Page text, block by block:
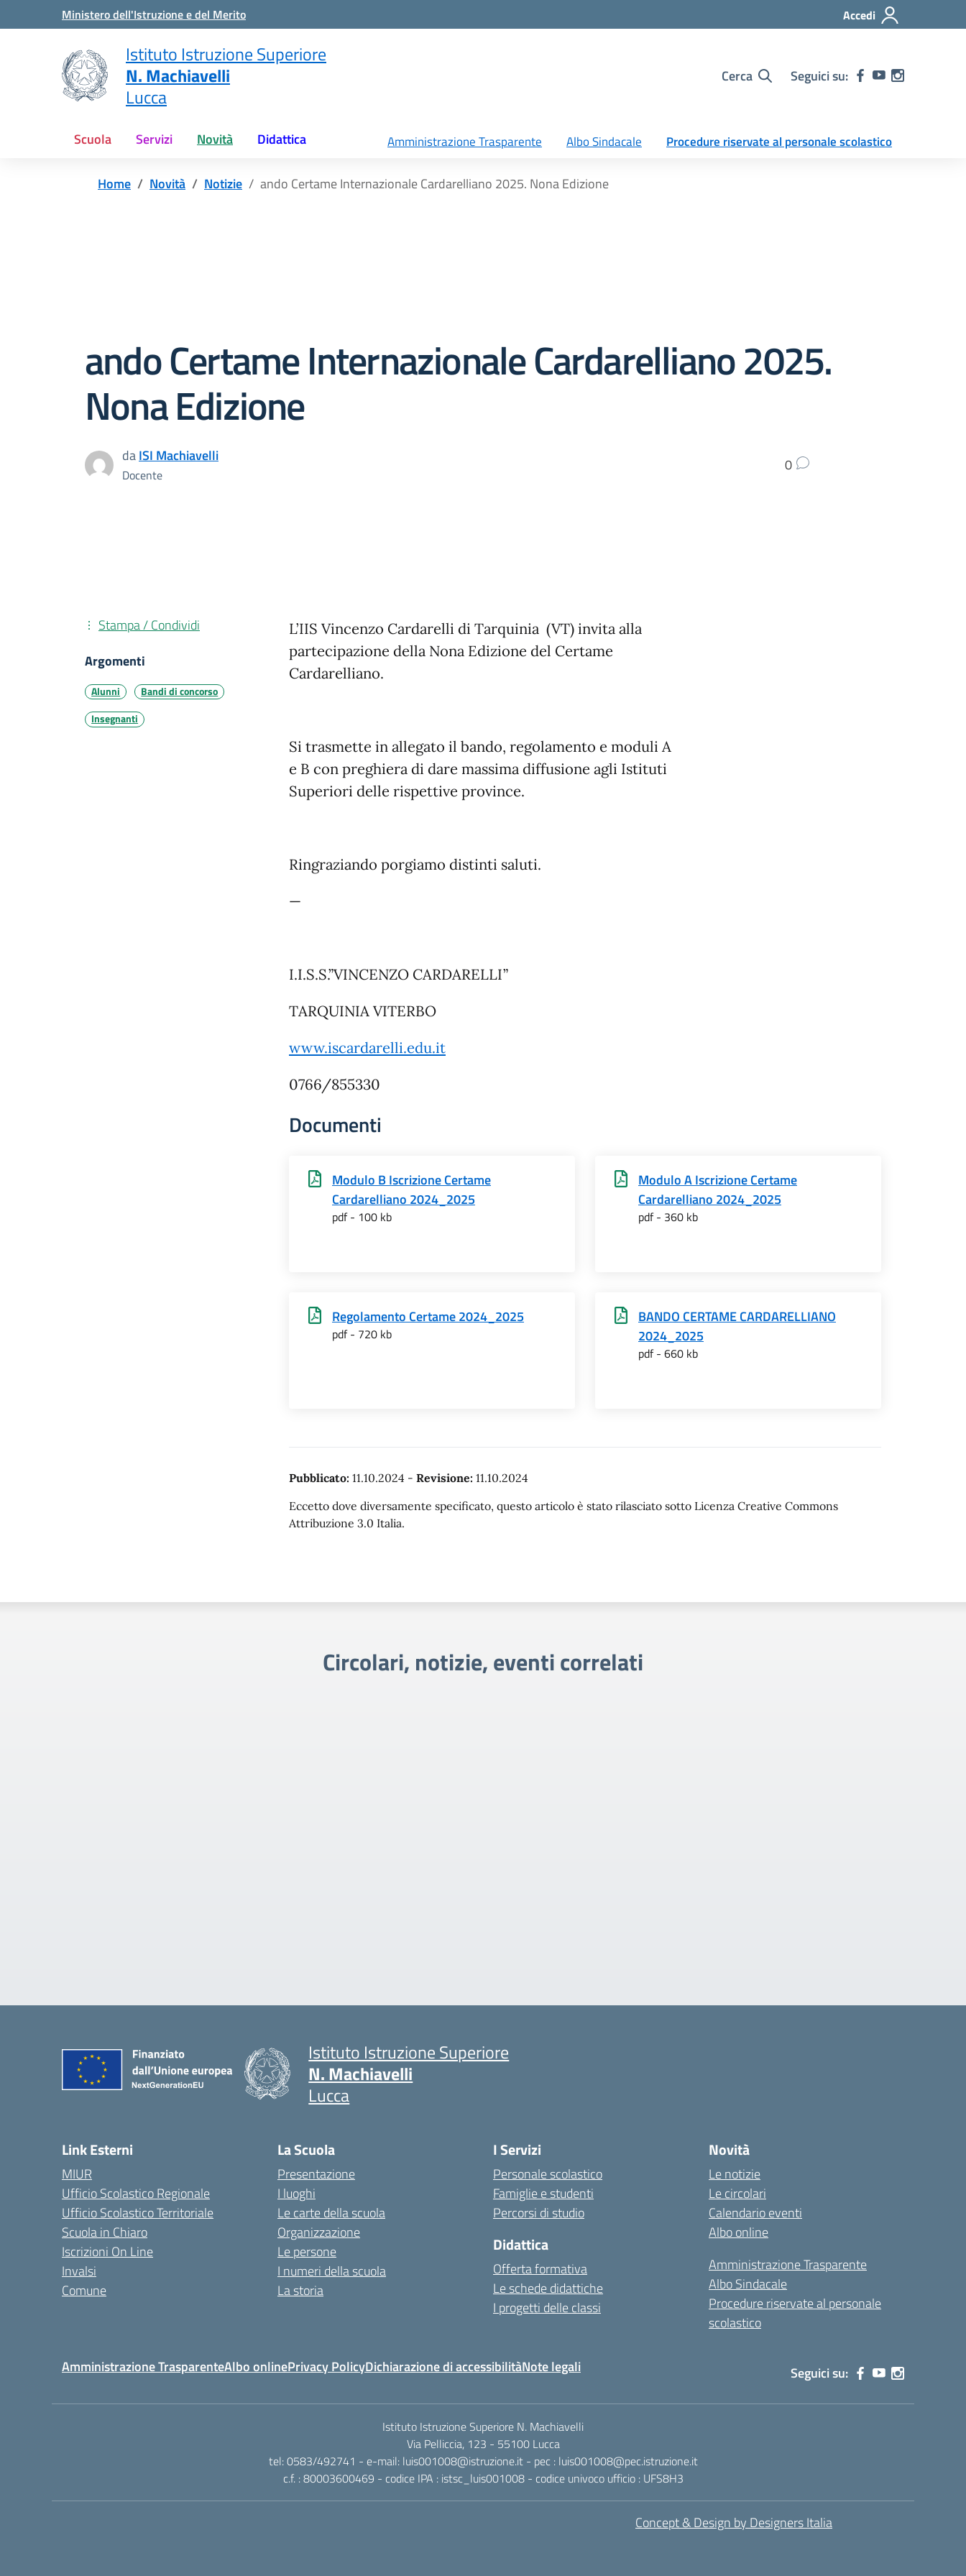
Vai ai contenuti
Vai al menu di navigazione
Ministero dell'Istruzione e del Merito Accedi
Istituto Istruzione Superiore
N. Machiavelli
Lucca
Cerca Seguici su:
Scuola Servizi Novità Didattica Amministrazione Trasparente Albo Sindacale Procedure riservate al personale scolastico
Home Novità Notizie ando Certame Internazionale Cardarelliano 2025. Nona Edizione
ando Certame Internazionale Cardarelliano 2025.
Nona Edizione
daISI Machiavelli
Docente
0
L’IIS Vincenzo Cardarelli di Tarquinia (VT) invita alla
partecipazione della Nona Edizione del Certame
Cardarelliano.
Si trasmette in allegato il bando, regolamento e moduli A
e B con preghiera di dare massima diffusione agli Istituti
Superiori delle rispettive province.
Ringraziando porgiamo distinti saluti.
—
I.I.S.S.”VINCENZO CARDARELLI”
TARQUINIA VITERBO
www.iscardarelli.edu.it
0766/855330
Documenti
Modulo B Iscrizione Certame
Cardarelliano 2024_2025
pdf - 100 kb
Modulo A Iscrizione Certame
Cardarelliano 2024_2025
pdf - 360 kb
Regolamento Certame 2024_2025
pdf - 720 kb
BANDO CERTAME CARDARELLIANO
2024_2025
pdf - 660 kb
Pubblicato: 11.10.2024 - Revisione: 11.10.2024
Eccetto dove diversamente specificato, questo articolo è stato rilasciato sotto Licenza Creative Commons
Attribuzione 3.0 Italia.
Stampa / Condividi
Argomenti
Alunni
Bandi di concorso
Insegnanti
Circolari, notizie, eventi correlati
Istituto Istruzione Superiore
N. Machiavelli
Lucca
Link Esterni
MIUR
Ufficio Scolastico Regionale
Ufficio Scolastico Territoriale
Scuola in Chiaro
Iscrizioni On Line
Invalsi
Comune
La Scuola
Presentazione
I luoghi
Le carte della scuola
Organizzazione
Le persone
I numeri della scuola
La storia
I Servizi
Personale scolastico
Famiglie e studenti
Percorsi di studio
Didattica
Offerta formativa
Le schede didattiche
I progetti delle classi
Novità
Le notizie
Le circolari
Calendario eventi
Albo online
Amministrazione Trasparente
Albo Sindacale
Procedure riservate al personale
scolastico
Amministrazione TrasparenteAlbo onlinePrivacy PolicyDichiarazione di accessibilitàNote legali Seguici su:
Istituto Istruzione Superiore N. Machiavelli
Via Pelliccia, 123 - 55100 Lucca
tel: 0583/492741 - e-mail: luis001008@istruzione.it - pec : luis001008@pec.istruzione.it
c.f. : 80003600469 - codice IPA : istsc_luis001008 - codice univoco ufficio : UFS8H3
Concept & Design by Designers Italia